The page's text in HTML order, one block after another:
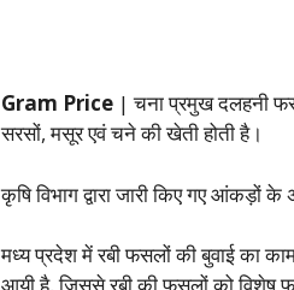
Gram Price | चना प्रमुख दलहनी
सरसों, मसूर एवं चने की खेती होती है।
कृषि विभाग द्वारा जारी किए गए आंकड़ों
मध्य प्रदेश में रबी फसलों की बुवाई का